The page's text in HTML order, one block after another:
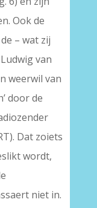
Ook de
– wat zij
van
weerwil van
door de
Dat zoiets
wordt,
niet in.